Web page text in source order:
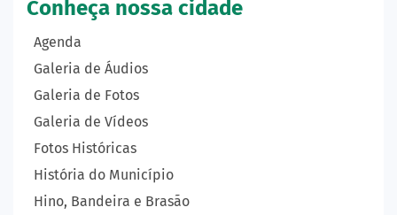
Conheça nossa cidade
Agenda
Galeria de Áudios
Galeria de Fotos
Galeria de Vídeos
Fotos Históricas
História do Município
Hino, Bandeira e Brasão